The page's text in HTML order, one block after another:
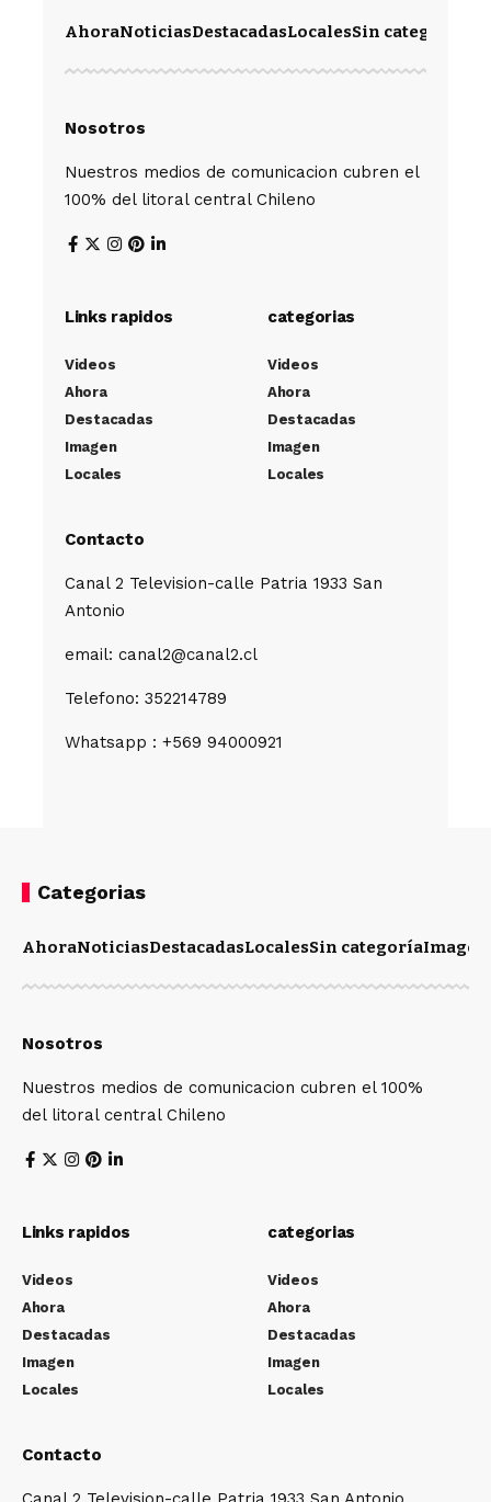
AhoraNoticiasDestacadasLocalesSin categoría
Nosotros
Nuestros medios de comunicacion cubren el
100% del litoral central Chileno
Links rapidos
Videos
Ahora
Destacadas
Imagen
Locales
categorias
Videos
Ahora
Destacadas
Imagen
Locales
Contacto
Canal 2 Television-calle Patria 1933 San
Antonio
email: canal2@canal2.cl
Telefono: 352214789
Whatsapp : +569 94000921
Categorias
AhoraNoticiasDestacadasLocalesSin categoríaImagen
Nosotros
Nuestros medios de comunicacion cubren el 100%
del litoral central Chileno
Links rapidos
Videos
Ahora
Destacadas
Imagen
Locales
categorias
Videos
Ahora
Destacadas
Imagen
Locales
Contacto